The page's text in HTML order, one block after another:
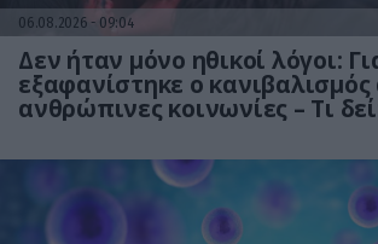
06.08.2026 09:04
Δεν ήταν μόνο ηθικοί λόγοι:
εξαφανίστηκε ο κανιβαλισμός
ανθρώπινες κοινωνίες – Τι